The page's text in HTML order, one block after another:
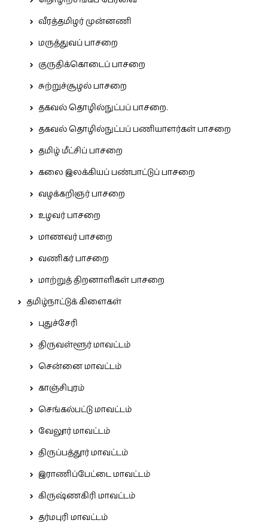
வீரத்தமிழர் முன்னணி
மருத்துவப் பாசறை
குருதிக்கொடைப் பாசறை
சுற்றுச்சூழல் பாசறை
தகவல் தொழில்நுட்பப் பாசறை.
தகவல் தொழில்நுட்பப் பணியாளர்கள் பாசறை
தமிழ் மீட்சிப் பாசறை
கலை இலக்கியப் பண்பாட்டுப் பாசறை
வழக்கறிஞர் பாசறை
உழவர் பாசறை
மாணவர் பாசறை
வணிகர் பாசறை
மாற்றுத் திறனாளிகள் பாசறை
தமிழ்நாட்டுக் கிளைகள்
புதுச்சேரி
திருவள்ளூர் மாவட்டம்
சென்னை மாவட்டம்
காஞ்சிபுரம்
செங்கல்பட்டு மாவட்டம்
வேலூர் மாவட்டம்
திருப்பத்தூர் மாவட்டம்
இராணிப்பேட்டை மாவட்டம்
கிருஷ்ணகிரி மாவட்டம்
தர்மபுரி மாவட்டம்